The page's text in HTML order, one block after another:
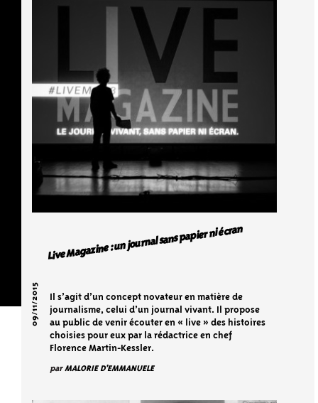
Live Magazine : un journal sans papier ni écran
09/11/2015
Il s’agit d’un concept novateur en matière de
journalisme, celui d’un journal vivant. Il propose
au public de venir écouter en « live » des histoires
choisies pour eux par la rédactrice en chef
Florence Martin-Kessler.
parMALORIE D'EMMANUELE